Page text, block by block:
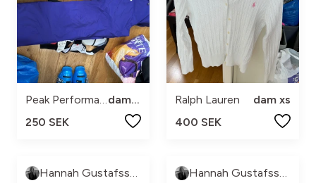
Peak Performance
dam xs
250 SEK
Ralph Lauren
dam xs
400 SEK
Hannah Gustafsson Hannah Gustafsson